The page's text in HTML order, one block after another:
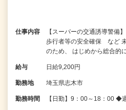
仕事内容
【スーパーの交通誘導警備
歩行者等の安全確保 など
のため、 はじめから総合的
給与 日給9,200円
勤務地 埼玉県志木市
勤務時間 【日勤】9：00～18：00 ◆